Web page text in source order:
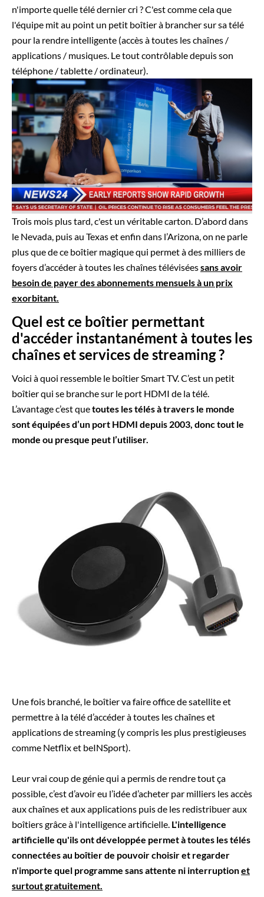
n'importe quelle télé dernier cri ? C'est comme cela que
l'équipe mit au point un petit boîtier à brancher sur sa télé
pour la rendre intelligente (accès à toutes les chaînes /
applications / musiques. Le tout contrôlable depuis son
téléphone / tablette / ordinateur).
Trois mois plus tard, c'est un véritable carton. D’abord dans
le Nevada, puis au Texas et enfin dans l’Arizona, on ne parle
plus que de ce boîtier magique qui permet à des milliers de
foyers d’accéder à toutes les chaînes téléviséessans avoir
besoin de payer des abonnements mensuels à un prix
exorbitant.
Quel est ce boîtier permettant
d'accéder instantanément à toutes les
chaînes et services de streaming ?
Voici à quoi ressemble le boîtier Smart TV. C’est un petit
boîtier qui se branche sur le port HDMI de la télé.
L’avantage c’est quetoutes les télés à travers le monde
sont équipées d’un port HDMI depuis 2003, donc tout le
monde ou presque peut l’utiliser.
Une fois branché, le boîtier va faire office de satellite et
permettre à la télé d’accéder à toutes les chaînes et
applications de streaming (y compris les plus prestigieuses
comme Netflix et beINSport).
Leur vrai coup de génie qui a permis de rendre tout ça
possible, c’est d’avoir eu l’idée d’acheter par milliers les accès
aux chaînes et aux applications puis de les redistribuer aux
boîtiers grâce à l'intelligence artificielle. L'intelligence
artificielle qu'ils ont développée permet à toutes les télés
connectées au boîtier de pouvoir choisir et regarder
n'importe quel programme sans attente ni interruptionet
surtout gratuitement.